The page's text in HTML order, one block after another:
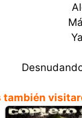
también